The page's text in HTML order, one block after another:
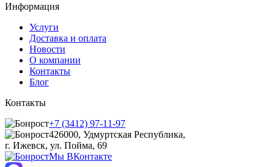
Информация
Услуги
Доставка и оплата
Новости
О компании
Контакты
Блог
Контакты
+7 (3412) 97-11-97
426000, Удмуртская Республика,
г. Ижевск, ул. Пойма, 69
Мы ВКонтакте